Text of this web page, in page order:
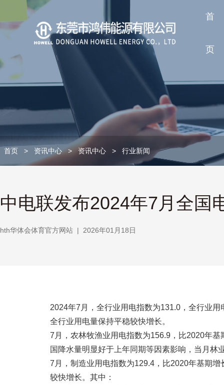
首
页
首页 > 资讯中心 > 资讯中心 > 行业新闻
中电联发布2024年7月全国
hth华体会体育官方网站 | 2026年01月18日
2024年7月，全行业用电指数为131.0，全行业
全行业用电量保持平稳较快增长。
7月，农林牧渔业用电指数为156.9，比2020年
国降水量明显好于上年同期等因素影响，当月林
7月，制造业用电指数为129.4，比2020年基期
较快增长。其中：